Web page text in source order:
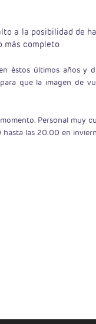
a la posibilidad de
más completo
éstos últimos años
que la imagen de
Personal muy
las 20.00 en